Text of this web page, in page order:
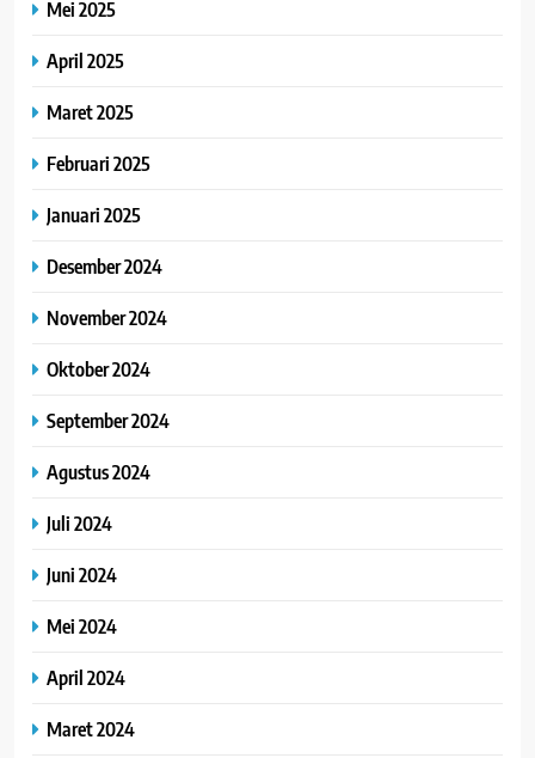
Mei 2025
April 2025
Maret 2025
Februari 2025
Januari 2025
Desember 2024
November 2024
Oktober 2024
September 2024
Agustus 2024
Juli 2024
Juni 2024
Mei 2024
April 2024
Maret 2024